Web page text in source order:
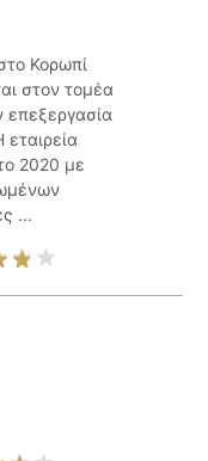
Κορωπί
στον τομέα
2020 με
...